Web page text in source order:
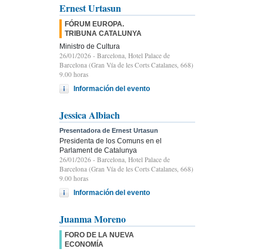
Ernest Urtasun
FÓRUM EUROPA.
TRIBUNA CATALUNYA
Ministro de Cultura
26/01/2026 - Barcelona, Hotel Palace de
Barcelona (Gran Vía de les Corts Catalanes, 668)
9.00 horas
Información del evento
Jessica Albiach
Presentadora de Ernest Urtasun
Presidenta de los Comuns en el
Parlament de Catalunya
26/01/2026 - Barcelona, Hotel Palace de
Barcelona (Gran Vía de les Corts Catalanes, 668)
9.00 horas
Información del evento
Juanma Moreno
FORO DE LA NUEVA
ECONOMÍA